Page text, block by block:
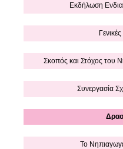
Εκδήλωση
Σκοπός και Στόχος του
Συνεργασία
Το